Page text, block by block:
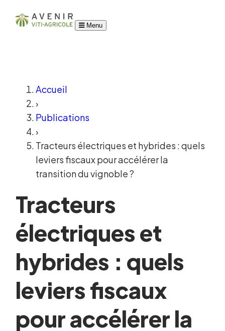
Menu
Accueil
›
Publications
›
Tracteurs électriques et hybrides : quels
leviers fiscaux pour accélérer la
transition du vignoble ?
Tracteurs
électriques et
hybrides : quels
leviers fiscaux
pour accélérer la